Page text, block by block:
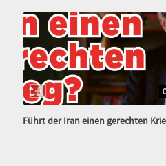
Führt der Iran einen gerechten